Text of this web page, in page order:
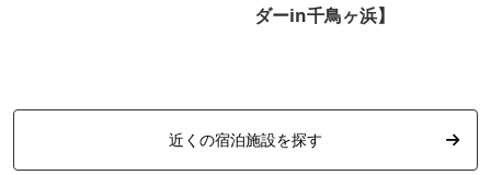
ダーin千鳥ヶ浜】
近くの宿泊施設を探す